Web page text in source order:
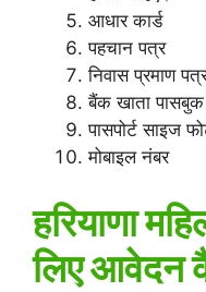
आधार कार्ड
पहचान पत्र
निवास प्रमाण
बैंक खाता पासबुक
पासपोर्ट साइज
मोबाइल नंबर
हरियाणा
लिए आवेदन